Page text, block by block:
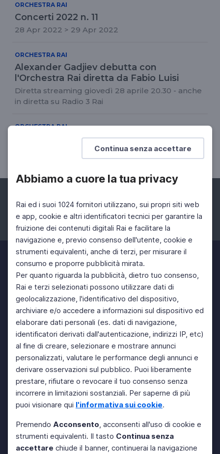
Continua senza accettare
Abbiamo a cuore la tua privacy
Rai ed i suoi 1024 fornitori utilizzano, sui propri siti web
e app, cookie e altri identificatori tecnici per garantire la
fruizione dei contenuti digitali Rai e facilitare la
navigazione e, previo consenso dell'utente, cookie e
strumenti equivalenti, anche di terzi, per misurare il
consumo e proporre pubblicità mirata.
Per quanto riguarda la pubblicità, dietro tuo consenso,
Rai e terzi selezionati possono utilizzare dati di
geolocalizzazione, l'identificativo del dispositivo,
archiviare e/o accedere a informazioni sul dispositivo ed
elaborare dati personali (es. dati di navigazione,
identificatori derivati dall'autenticazione, indirizzi IP, etc)
al fine di creare, selezionare e mostrare annunci
personalizzati, valutare le performance degli annunci e
derivare osservazioni sul pubblico. Puoi liberamente
prestare, rifiutare o revocare il tuo consenso senza
incorrere in limitazioni sostanziali. Per saperne di più
puoi visionare qui l'informativa sui cookie.
Premendo Acconsento, acconsenti all'uso di cookie e
strumenti equivalenti. Il tasto Continua senza
accettare chiude il banner, continuerai la navigazione
ORCHESTRA RAI
Concerti 2022 n. 11
28 Apr 2022 > 29 Apr 2022
ORCHESTRA RAI
Alexander Gadjiev debutta con
l'Orchestra Rai diretta da Fabio Luisi
Diretta streaming giovedì 28 aprile 20.30 - anche
in diretta su Radio 3 Rai
ORCHESTRA RAI
Richard Strauss
Il concerto in 2 battute
Facebook Instagram Twitter